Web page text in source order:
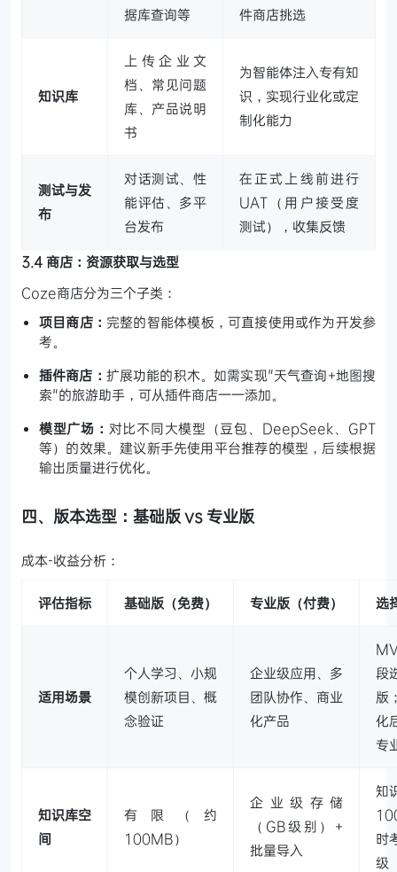
据库查询等
件商店挑选
知识库
上传企业文
档、常见问题
库、产品说明
书
为智能体注入专有知
识，实现行业化或定
制化能力
测试与发
布
对话测试、性
能评估、多平
台发布
在正式上线前进行
UAT（用户接受度
测试），收集反馈
3.4 商店：资源获取与选型
Coze商店分为三个子类：
项目商店： 完整的智能体模板，可直接使用或作为开发参
考。
插件商店： 扩展功能的积木。如需实现"天气查询+地图搜
索"的旅游助手，可从插件商店一一添加。
模型广场： 对比不同大模型（豆包、DeepSeek、GPT
等）的效果。建议新手先使用平台推荐的模型，后续根据
输出质量进行优化。
四、版本选型：基础版 vs 专业版
成本-收益分析：
评估指标 基础版（免费） 专业版（付费） 选
适用场景
个人学习、小规
模创新项目、概
念验证
企业级应用、多
团队协作、商业
化产品
段
版
化
专
知识库空
间
有限（约
100MB）
企业级存储
（GB级别）+
批量导入
知
时
级